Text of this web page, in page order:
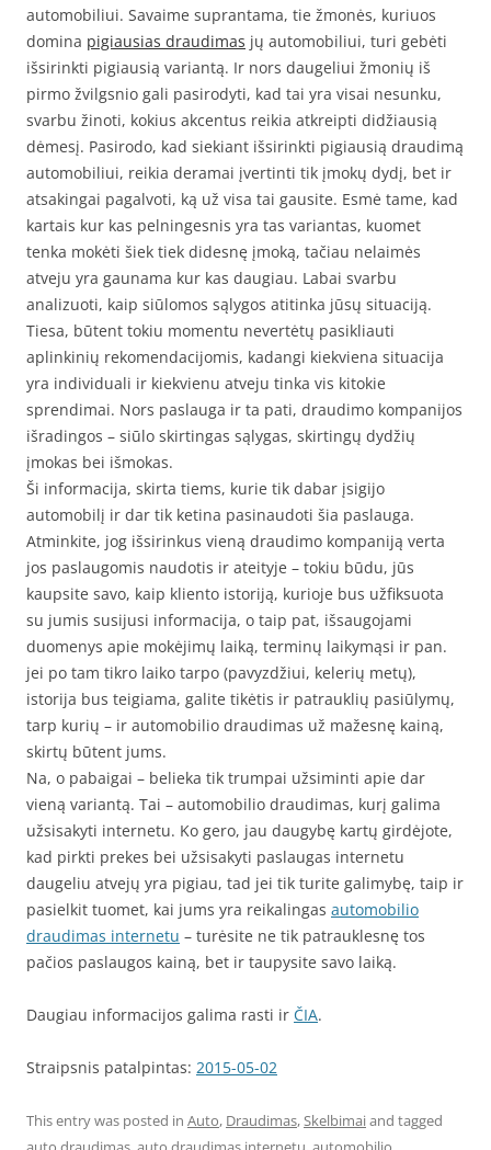
automobiliui. Savaime suprantama, tie žmonės, kuriuos
domina pigiausias draudimas jų automobiliui, turi gebėti
išsirinkti pigiausią variantą. Ir nors daugeliui žmonių iš
pirmo žvilgsnio gali pasirodyti, kad tai yra visai nesunku,
svarbu žinoti, kokius akcentus reikia atkreipti didžiausią
dėmesį. Pasirodo, kad siekiant išsirinkti pigiausią draudimą
automobiliui, reikia deramai įvertinti tik įmokų dydį, bet ir
atsakingai pagalvoti, ką už visa tai gausite. Esmė tame, kad
kartais kur kas pelningesnis yra tas variantas, kuomet
tenka mokėti šiek tiek didesnę įmoką, tačiau nelaimės
atveju yra gaunama kur kas daugiau. Labai svarbu
analizuoti, kaip siūlomos sąlygos atitinka jūsų situaciją.
Tiesa, būtent tokiu momentu nevertėtų pasikliauti
aplinkinių rekomendacijomis, kadangi kiekviena situacija
yra individuali ir kiekvienu atveju tinka vis kitokie
sprendimai. Nors paslauga ir ta pati, draudimo kompanijos
išradingos – siūlo skirtingas sąlygas, skirtingų dydžių
įmokas bei išmokas.
Ši informacija, skirta tiems, kurie tik dabar įsigijo
automobilį ir dar tik ketina pasinaudoti šia paslauga.
Atminkite, jog išsirinkus vieną draudimo kompaniją verta
jos paslaugomis naudotis ir ateityje – tokiu būdu, jūs
kaupsite savo, kaip kliento istoriją, kurioje bus užfiksuota
su jumis susijusi informacija, o taip pat, išsaugojami
duomenys apie mokėjimų laiką, terminų laikymąsi ir pan.
jei po tam tikro laiko tarpo (pavyzdžiui, kelerių metų),
istorija bus teigiama, galite tikėtis ir patrauklių pasiūlymų,
tarp kurių – ir automobilio draudimas už mažesnę kainą,
skirtų būtent jums.
Na, o pabaigai – belieka tik trumpai užsiminti apie dar
vieną variantą. Tai – automobilio draudimas, kurį galima
užsisakyti internetu. Ko gero, jau daugybę kartų girdėjote,
kad pirkti prekes bei užsisakyti paslaugas internetu
daugeliu atvejų yra pigiau, tad jei tik turite galimybę, taip ir
pasielkit tuomet, kai jums yra reikalingas automobilio
draudimas internetu – turėsite ne tik patrauklesnę tos
pačios paslaugos kainą, bet ir taupysite savo laiką.
Daugiau informacijos galima rasti ir ČIA.
Straipsnis patalpintas: 2015-05-02
This entry was posted in Auto, Draudimas,Skelbimaiand tagged